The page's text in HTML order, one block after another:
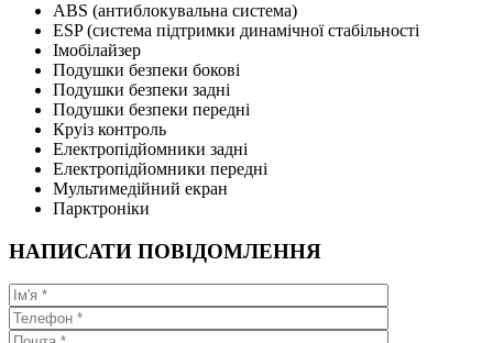
ABS (антиблокувальна система)
ESP (система підтримки динамічної стабільності
Імобілайзер
Подушки безпеки бокові
Подушки безпеки задні
Подушки безпеки передні
Круіз контроль
Електропідйомники задні
Електропідйомники передні
Мультимедійний екран
Парктроніки
НАПИСАТИ ПОВІДОМЛЕННЯ